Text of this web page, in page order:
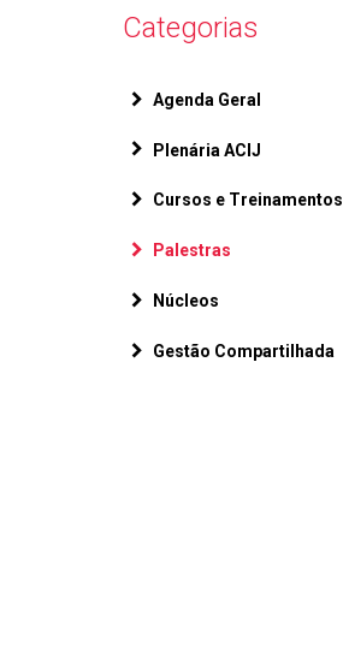
Categorias
Agenda Geral
Plenária ACIJ
Cursos e Treinamentos
Palestras
Núcleos
Gestão Compartilhada